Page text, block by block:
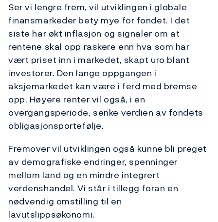
Ser vi lengre frem, vil utviklingen i globale
finansmarkeder bety mye for fondet. I det
siste har økt inflasjon og signaler om at
rentene skal opp raskere enn hva som har
vært priset inn i markedet, skapt uro blant
investorer. Den lange oppgangen i
aksjemarkedet kan være i ferd med bremse
opp. Høyere renter vil også, i en
overgangsperiode, senke verdien av fondets
obligasjonsportefølje.
Fremover vil utviklingen også kunne bli preget
av demografiske endringer, spenninger
mellom land og en mindre integrert
verdenshandel. Vi står i tillegg foran en
nødvendig omstilling til en
lavutslippsøkonomi.